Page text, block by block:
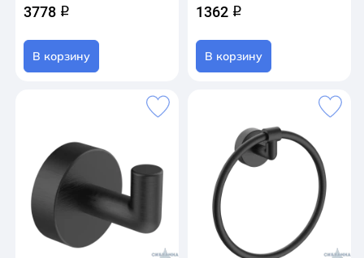
3778 q
В корзину
1362 q
В корзину